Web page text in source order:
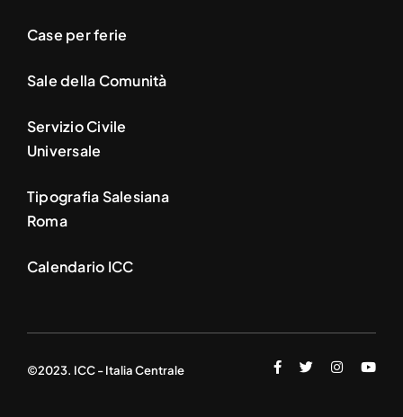
Case per ferie
Sale della Comunità
Servizio Civile
Universale
Tipografia Salesiana
Roma
Calendario ICC
©2023. ICC - Italia Centrale